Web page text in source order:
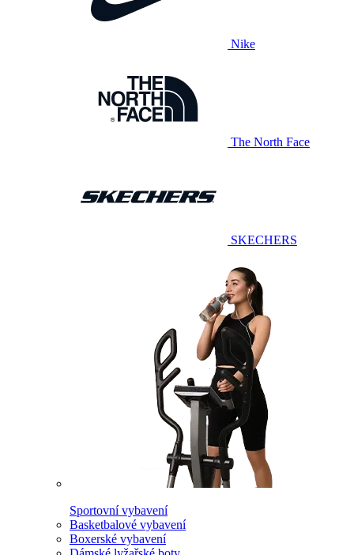
Nike
The North Face
SKECHERS
Sportovní vybavení
Basketbalové vybavení
Boxerské vybavení